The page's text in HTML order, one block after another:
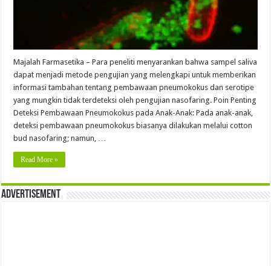
Majalah Farmasetika – Para peneliti menyarankan bahwa sampel saliva
dapat menjadi metode pengujian yang melengkapi untuk memberikan
informasi tambahan tentang pembawaan pneumokokus dan serotipe
yang mungkin tidak terdeteksi oleh pengujian nasofaring. Poin Penting
Deteksi Pembawaan Pneumokokus pada Anak-Anak: Pada anak-anak,
deteksi pembawaan pneumokokus biasanya dilakukan melalui cotton
bud nasofaring; namun, …
Read More »
Advertisement